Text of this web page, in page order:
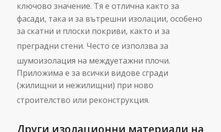
ключово значение. Тя е отлична както за
фасади, така и за вътрешни изолации, особено
за скатни и плоски покриви, както и за
преградни стени. Често се използва за
шумоизолация на междуетажни плочи.
Приложима е за всички видове сгради
(жилищни и нежилищни) при ново
строителство или реконструкция.
Други изолационни материали на